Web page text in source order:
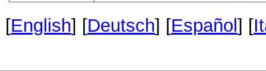
[English] [Deutsch] [Español ] [